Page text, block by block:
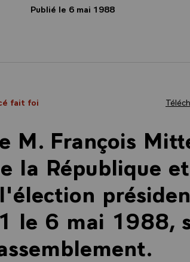
Publié le 6 mai 1988
fait foi
M. François
la République et
le 6 mai 1988,